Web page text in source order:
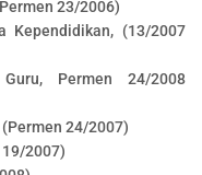
23/2006)
Kependidikan, (13/2007
Permen 24/2008
24/2007)
2007)